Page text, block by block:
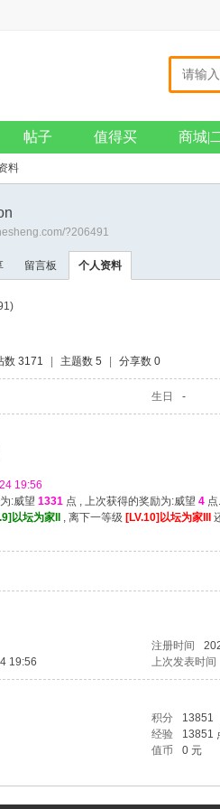
帖子 值得买 商城|
料
?206491
留言板 个人资料
数 3171 主题数 5 分享数 0
生日 -
19:56
:威望 1331 点 , 上次获得的奖励为:威望 4 点.
以坛为家II , 离下一等级 [LV.10]以坛为家III
注册时间
19:56 上次发表时间
积分 13851
经验 13851
值币 0 元